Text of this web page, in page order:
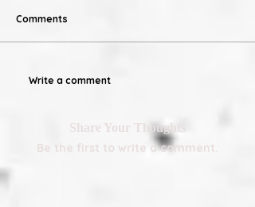
Comments
Write a comment
Share Your Thoughts
Be the first to write a comment.